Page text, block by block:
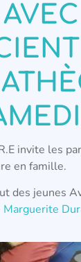
invite les
en famille.
des jeunes
Marguerite